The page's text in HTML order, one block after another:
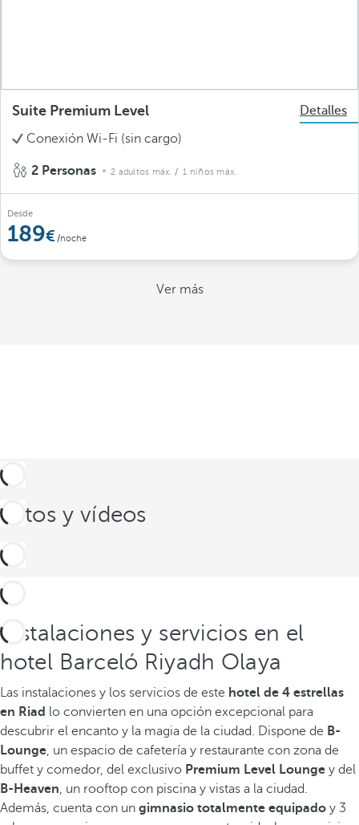
Suite Premium Level
Detalles
Conexión Wi-Fi (sin cargo)
2 Personas 2 adultos máx. / 1 niños máx.
Desde
189 /noche
Ver más
Fotos y vídeos
Instalaciones y servicios en el
hotel Barceló Riyadh Olaya
Las instalaciones y los servicios de este hotel de 4 estrellas
en Riad lo convierten en una opción excepcional para
descubrir el encanto y la magia de la ciudad. Dispone de B-
Lounge, un espacio de cafetería y restaurante con zona de
buffet y comedor, del exclusivo Premium Level Lounge y del
B-Heaven, un rooftop con piscina y vistas a la ciudad.
Además, cuenta con un gimnasio totalmente equipado y 3